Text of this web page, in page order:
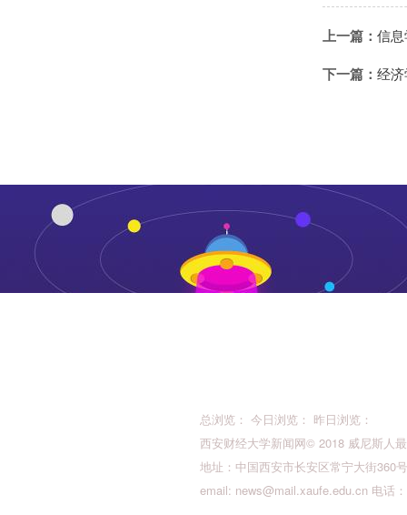
上一篇： 信
下一篇： 经
总浏览： 今日浏览： 昨日浏览：
西安财经大学新闻网© 2018 威尼斯人
地址：中国西安市长安区常宁大街360
email: news@mail.xaufe.edu.cn 电话